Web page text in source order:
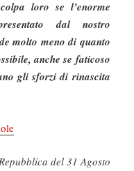
loro se l’enorme
dal nostro
molto meno di quanto
anche se faticoso
gli sforzi di rinascita
del 31 Agosto